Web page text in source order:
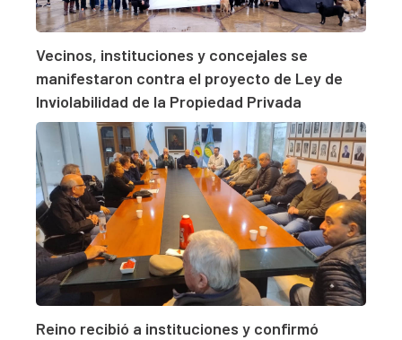
Vecinos, instituciones y concejales se
manifestaron contra el proyecto de Ley de
Inviolabilidad de la Propiedad Privada
Reino recibió a instituciones y confirmó